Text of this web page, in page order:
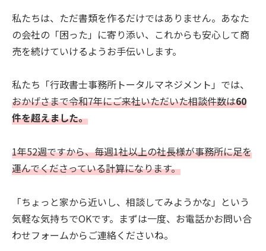
私たちは、ただ書類を作るだけではありません。あなた
の会社の「困った」に寄り添い、これからも安心して商
売を続けていけるようお手伝いします。
私たち「行政書士事務所トータルマネジメント」では、
おかげさまで令和7年にご来社いただいた相談件数は60
件を超えました。
1年52週ですから、毎週1社以上の社長様が事務所に足を
運んでくださっている計算になります。
「ちょっと家から近いし、相談してみようかな」という
気軽な気持ちでOKです。まずは一度、お電話かお問い合
わせフォームからご連絡くださいね。